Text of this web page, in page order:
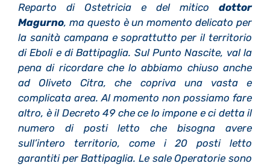
Reparto di Ostetricia e del mitico dottor
Magurno, ma questo è un momento delicato per
la sanità campana e soprattutto per il territorio
di Eboli e di Battipaglia. Sul Punto Nascite, val la
pena di ricordare che lo abbiamo chiuso anche
ad Oliveto Citra, che copriva una vasta e
complicata area. Al momento non possiamo fare
altro, è il Decreto 49 che ce lo impone e ci detta il
numero di posti letto che bisogna avere
sull’intero territorio, come i 20 posti letto
garantiti per Battipaglia. Le sale Operatorie sono